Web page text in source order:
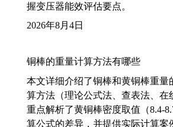
握变压器能效评估要点。
2026年8月4日
铜棒的重量计算方法有哪些
本文详细介绍了铜棒和黄铜棒重量
算方法（理论公式法、查表法、在
重点解析了黄铜棒密度取值（8.4-
算公式的差异，并提供实际计算案